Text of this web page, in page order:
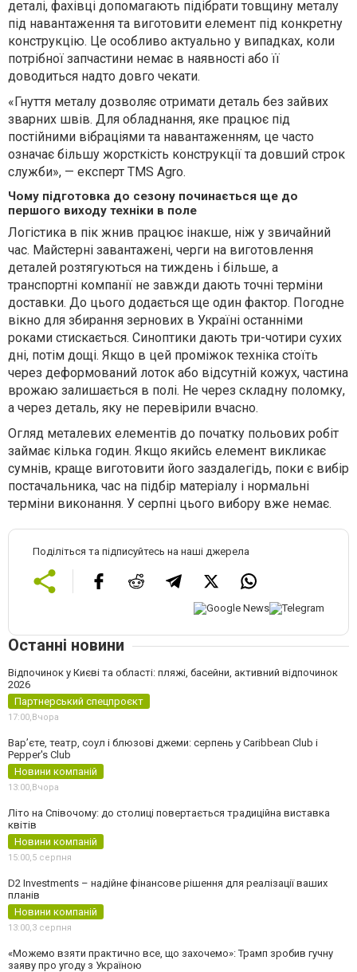
деталі, фахівці допомагають підібрати товщину металу
під навантаження та виготовити елемент під конкретну
конструкцію. Це особливо актуально у випадках, коли
потрібної запчастини немає в наявності або її
доводиться надто довго чекати.
«Гнуття металу дозволяє отримати деталь без зайвих
зварних швів. Для обладнання, яке працює під
постійними вібраціями та навантаженням, це часто
означає більшу жорсткість конструкції та довший строк
служби», — експерт TMS Agro.
Чому підготовка до сезону починається ще до
першого виходу техніки в поле
Логістика в пік жнив працює інакше, ніж у звичайний
час. Майстерні завантажені, черги на виготовлення
деталей розтягуються на тиждень і більше, а
транспортні компанії не завжди дають точні терміни
доставки. До цього додається ще один фактор. Погодне
вікно для збирання зернових в Україні останніми
роками стискається. Синоптики дають три-чотири сухих
дні, потім дощі. Якщо в цей проміжок техніка стоїть
через деформований лоток або відсутній кожух, частина
врожаю залишається в полі. Не через складну поломку,
а через деталь, яку не перевірили вчасно.
Огляд металевих елементів до початку польових робіт
займає кілька годин. Якщо якийсь елемент викликає
сумнів, краще виготовити його заздалегідь, поки є вибір
постачальника, час на підбір матеріалу і нормальні
терміни виконання. У серпні цього вибору вже немає.
Поділіться та підписуйтесь на наші джерела
Останні новини
Відпочинок у Києві та області: пляжі, басейни, активний відпочинок
2026
Партнерський спецпроєкт
17:00,Вчора
Вар’єте, театр, соул і блюзові джеми: серпень у Caribbean Club і
Pepper's Club
Новини компаній
13:00,Вчора
Літо на Співочому: до столиці повертається традиційна виставка
квітів
Новини компаній
15:00,5 серпня
D2 Investments – надійне фінансове рішення для реалізації ваших
планів
Новини компаній
13:00,3 серпня
«Можемо взяти практично все, що захочемо»: Трамп зробив гучну
заяву про угоду з Україною